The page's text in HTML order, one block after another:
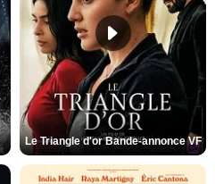
Le Triangle d'or Bande-annonce VF